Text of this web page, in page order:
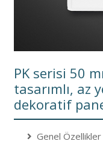
PK serisi 50
tasarımlı, az
dekoratif
Genel Özellikler